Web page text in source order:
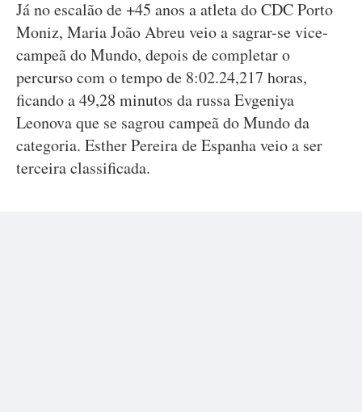
Já no escalão de +45 anos a atleta do CDC Porto
Moniz, Maria João Abreu veio a sagrar-se vice-
campeã do Mundo, depois de completar o
percurso com o tempo de 8:02.24,217 horas,
ficando a 49,28 minutos da russa Evgeniya
Leonova que se sagrou campeã do Mundo da
categoria. Esther Pereira de Espanha veio a ser
terceira classificada.